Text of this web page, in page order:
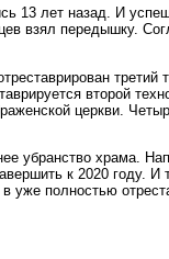
13 лет назад. И
взял передышку.
третий
второй
церкви.
убранство храма.
к 2020 году. И
уже полностью